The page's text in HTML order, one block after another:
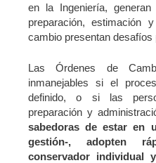
en la Ingeniería,
preparación, estimación
cambio presentan desafíos
Las Órdenes de
inmanejables si el
definido, o si las
preparación y
sabedoras de estar en
gestión-, adopten
conservador individual